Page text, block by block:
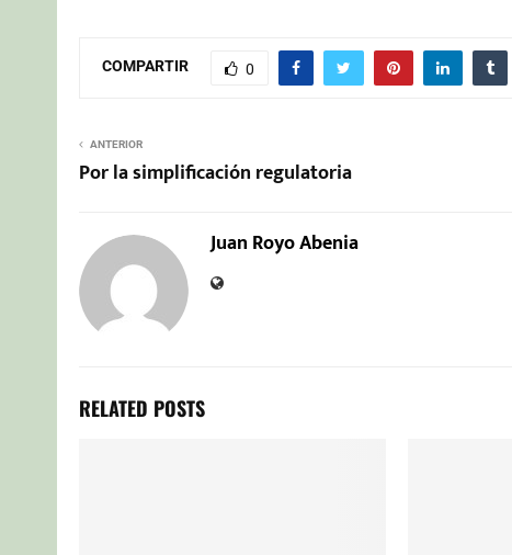
COMPARTIR 0
ANTERIOR
Por la simplificación regulatoria
Juan Royo Abenia
RELATED POSTS